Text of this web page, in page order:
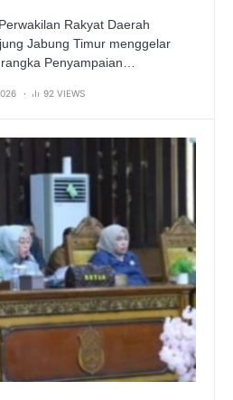
Rakyat Daerah
Jabung Timur menggelar
Penyampaian…
92 VIEWS